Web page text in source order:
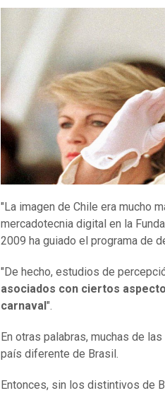
"La imagen de Chile era mucho
mercadotecnia digital en la
2009 ha guiado el programa de
"De hecho, estudios de
asociados con ciertos
carnaval ".
En otras palabras, muchas de
país diferente de Brasil.
Entonces, sin los distintivos de